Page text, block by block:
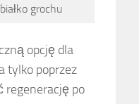
grochu
opcję dla
tylko poprzez
regenerację po